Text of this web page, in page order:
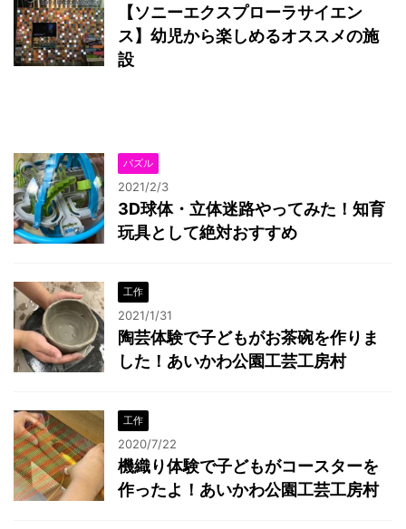
【ソニーエクスプローラサイエン
ス】幼児から楽しめるオススメの施
設
パズル
2021/2/3
3D球体・立体迷路やってみた！知育
玩具として絶対おすすめ
工作
2021/1/31
陶芸体験で子どもがお茶碗を作りま
した！あいかわ公園工芸工房村
工作
2020/7/22
機織り体験で子どもがコースターを
作ったよ！あいかわ公園工芸工房村